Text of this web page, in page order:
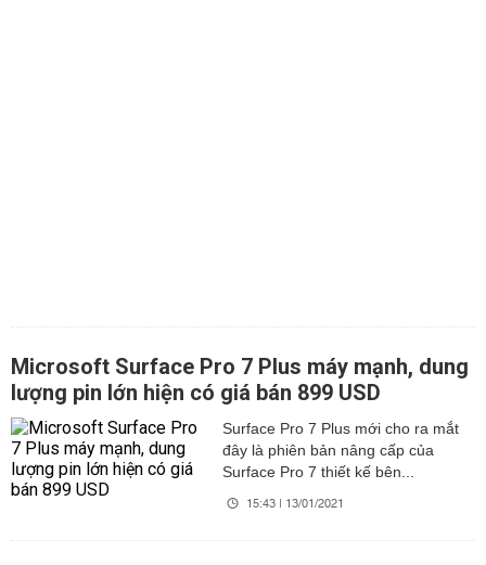
Microsoft Surface Pro 7 Plus máy mạnh, dung
lượng pin lớn hiện có giá bán 899 USD
Surface Pro 7 Plus mới cho ra mắt
đây là phiên bản nâng cấp của
Surface Pro 7 thiết kế bên...
15:43 | 13/01/2021